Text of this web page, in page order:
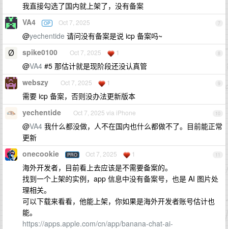
我直接勾选了国内就上架了，没有备案
7
VA4 OP Oct 7, 2025
@yechentide 请问没有备案是说 icp 备案吗~
8
spike0100 Oct 7, 2025 1
@VA4 #5 那估计就是现阶段还没认真管
9
webszy Oct 7, 2025 1
需要 icp 备案，否则没办法更新版本
10
yechentide Oct 7, 2025 via iPhone
@VA4 我什么都没做，人不在国内也什么都做不了。目前能正常
更新
11
onecookie PRO Oct 7, 2025 1
海外开发者，目前看上去应该是不需要备案的。
找到一个上架的实例，app 信息中没有备案号，也是 AI 图片处
理相关。
可以下载来看看，他能上架，你如果是海外开发者账号估计也
能。
https://apps.apple.com/cn/app/banana-chat-ai-